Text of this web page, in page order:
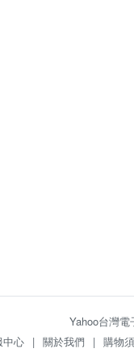
Yahoo台灣
中心 | 關於我們 | 購物